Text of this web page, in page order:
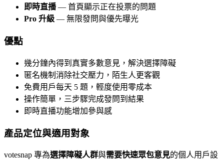
即時直播 — 首頁顯示正在投票的問題
Pro 升級 — 無限發問與優先曝光
優點
幾分鐘內得到真實多數意見，解決選擇障礙
匿名機制消除社交壓力，陌生人更客觀
免費用戶每天 5 題，輕度使用零成本
操作簡單，三步驟完成發問到結果
即時直播功能增加參與感
產品定位與適用對象
votesnap 專為選擇障礙人群與需要快速眾包意見的個人用戶設